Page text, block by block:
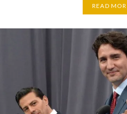
READ